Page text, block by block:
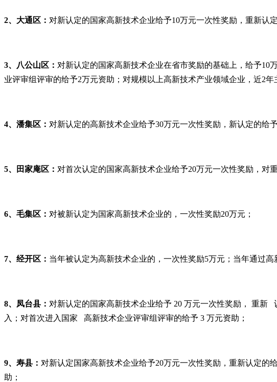
2、大通区： 对新认定的国家高新技术企业给予10万元一次性奖励，重新认
3、八公山区： 对新认定的国家高新技术企业在省市奖励的基础上，给予10
业评审组评审的给予2万元资助；对规模以上高新技术产业领域企业，近2年
4、潘集区： 对新认定的高新技术企业给予30万元一次性奖励，新认定的给
5、田家庵区： 对首次认定的国家高新技术企业给予20万元一次性奖励，对
6、毛集区： 对被新认定为国家高新技术企业的，一次性奖励20万元；
7、经开区： 当年被认定为高新技术企业的，一次性奖励5万元；当年通过高
8、凤台县： 对新认定的国家高新技术企业给予 20 万元一次性奖励， 重新
入；对首次进入国家 高新技术企业评审组评审的给予 3 万元资助；
9、寿县： 对新认定国家高新技术企业给予20万元一次性奖励，重新认定的
助；